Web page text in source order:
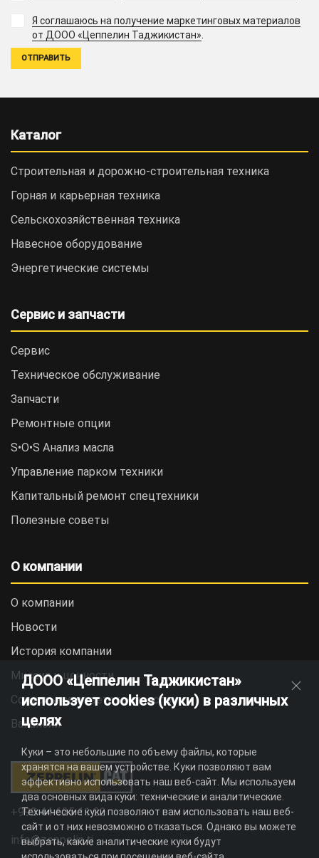
Я соглашаюсь на получение маркетинговых материалов
от ДООО «Цеппелин Таджикистан».
Каталог
Строительная и дорожно-cтроительная техника
Горная и карьерная техника
Сельскохозяйственная техника
Навесное оборудование
Энергетические системы
Сервис и запчасти
Сервис
Техническое обслуживание
Запчасти
Ремонтные опции
S•O•S Анализ масла
Управление парком техники
Капитальный ремонт спецтехники
Полезные советы
О компании
О компании
Новости
История компании
Миссия и ценности
Социальная ответственность
Вакансии
+992 44 625 11 22
info@zeppelin.tj
ДООО «Цеппелин Таджикистан»
использует cookies (куки) в различных
целях
Куки – это небольшие по объему файлы, которые
хранятся на вашем устройстве. Куки позволяют вам
эффективно использовать наш веб-сайт. Мы используем
два основных вида куки: технические и аналитические.
Технические куки позволяют вам использовать наш веб-
сайт и от них невозможно отказаться. Однако вы можете
выбрать, какие аналитические куки будут